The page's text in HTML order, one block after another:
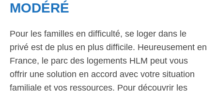
MODÉRÉ
Pour les familles en difficulté, se loger dans le
privé est de plus en plus difficile. Heureusement en
France, le parc des logements HLM peut vous
offrir une solution en accord avec votre situation
familiale et vos ressources. Pour découvrir les